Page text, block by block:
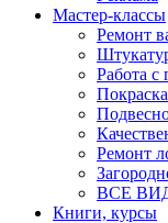
Мастер-классы
Ремонт
Работа с
Ремонт
ВСЕ
Книги, курсы